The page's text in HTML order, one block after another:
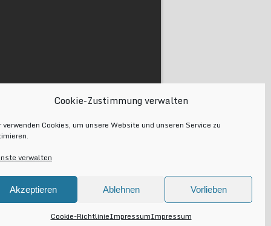
Cookie-Zustimmung verwalten
verwenden Cookies, um unsere Website und unseren Service zu
verwalten
Akzeptieren Ablehnen Vorlieben
Cookie-RichtlinieImpressumImpressum